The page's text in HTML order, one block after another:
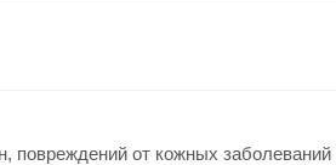
от кожных заболеваний